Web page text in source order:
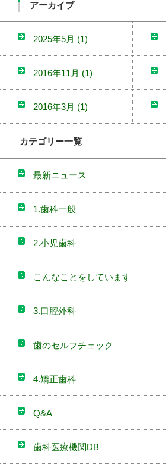
アーカイブ
2025年5月 (1)
2016年11月 (1)
2016年3月 (1)
カテゴリー一覧
最新ニュース
1.歯科一般
2.小児歯科
こんなことをしています
3.口腔外科
歯のセルフチェック
4.矯正歯科
Q&A
歯科医療機関DB